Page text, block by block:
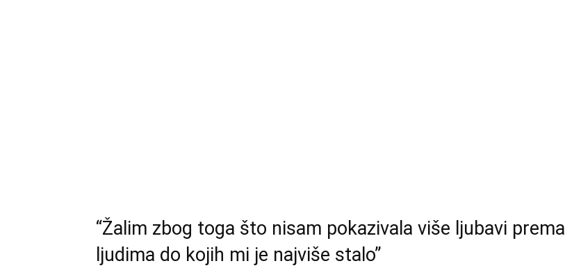
“Žalim zbog toga što nisam pokazivala više ljubavi prema
ljudima do kojih mi je najviše stalo”